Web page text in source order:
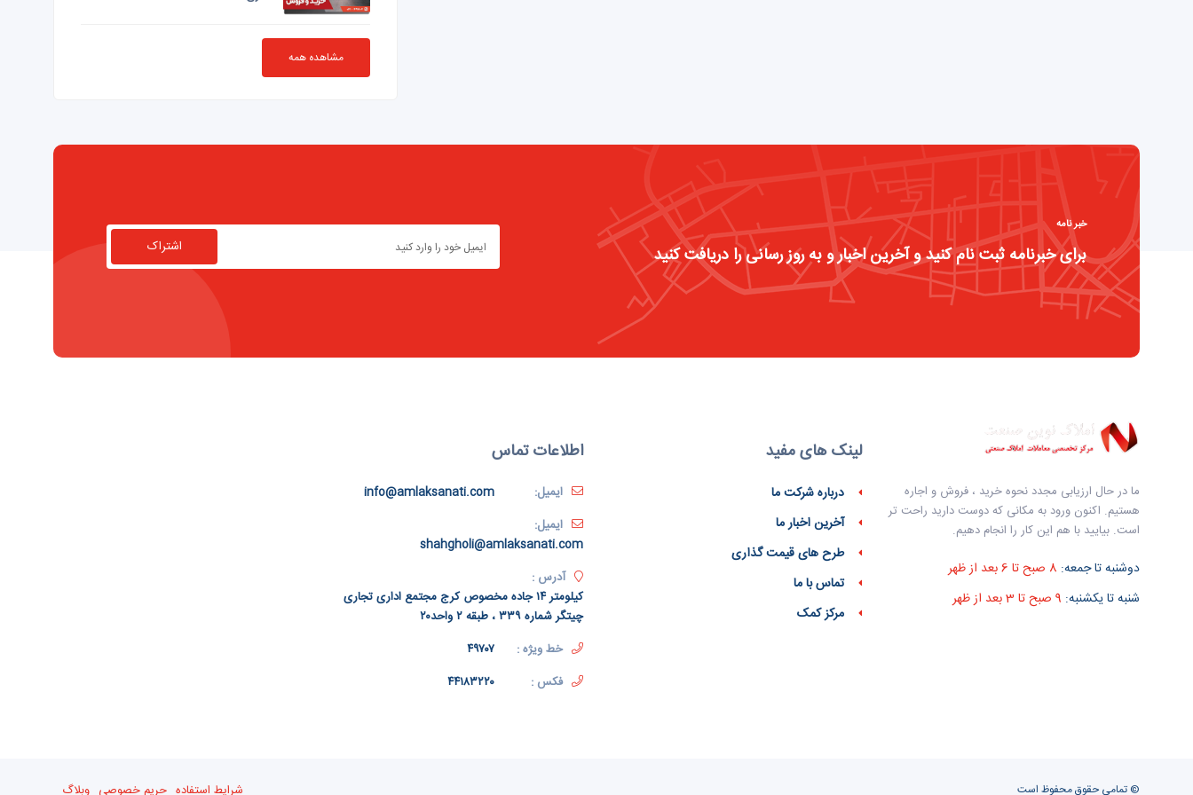
مشاهده همه
خبر نامه
برای خبرنامه ثبت نام کنید و آخرین اخبار و به روز رسانی را دریافت کنید اشتراک
ما در حال ارزیابی مجدد نحوه خرید ، فروش و اجاره
هستیم. اکنون ورود به مکانی که دوست دارید راحت تر
است. بیایید با هم این کار را انجام دهیم.
دوشنبه تا جمعه:
شنبه تا یکشنبه:
لینک های مفید
درباره شرکت ما
آخرین اخبار ما
طرح های قیمت گذاری
تماس با ما
مرکز کمک
اطلاعات تماس
ایمیل:
info@amlaksanati.com
ایمیل:
shahgholi@amlaksanati.com
آدرس :
کیلومتر ۱۴ جاده مخصوص کرج مجتمع اداری تجاری
چیتگر شماره ۳۳۹ ، طبقه ۲ واحد۲۰
خط ویژه :
۴۹۷۰۷
فکس :
۴۴۱۸۳۲۲۰
© تمامی حقوق محفوظ است شرایط استفاده حریم خصوصی وبلاگ